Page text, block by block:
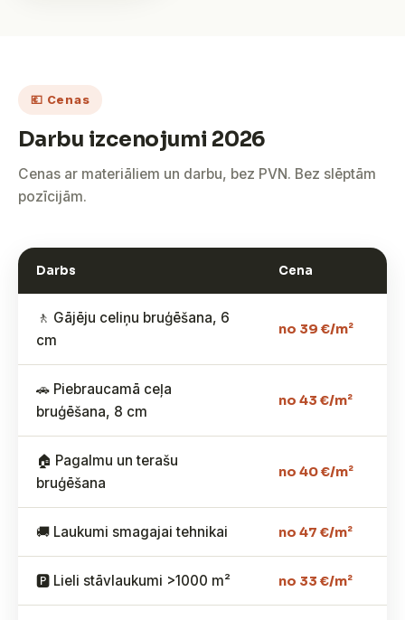
💶 Cenas
Darbu izcenojumi 2026
Cenas ar materiāliem un darbu, bez PVN. Bez slēptām
pozīcijām.
Darbs Cena
🚶 Gājēju celiņu bruģēšana, 6
cm
no 39 €/m²
🚗 Piebraucamā ceļa
bruģēšana, 8 cm
no 43 €/m²
🏠 Pagalmu un terašu
bruģēšana
no 40 €/m²
🚚 Laukumi smagajai tehnikai no 47 €/m²
🅿️ Lieli stāvlaukumi >1000 m² no 33 €/m²